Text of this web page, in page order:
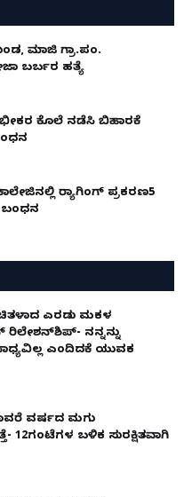
ಮಾಜಿ ಗ್ರಾ.ಪಂ.
ಬರ್ಬರ ಹತ್ಯೆ
ಕೊಲೆ ನಡೆಸಿ ಬಿಹಾರಕ್ಕೆ
ರ‌್ಯಾಗಿಂಗ್ ಪ್ರಕರಣ5
ಬಂಧನ
ಎರಡು ಮಕ್ಕಳ
ನನ್ನನ್ನು
ಎಂದಿದಕ್ಕೆ ಯುವಕ
ವರ್ಷದ ಮಗು
12ಗಂಟೆಗಳ ಬಳಿಕ ಸುರಕ್ಷಿತವಾಗಿ